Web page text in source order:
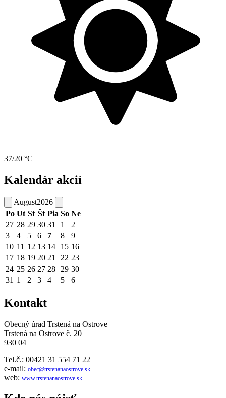
37/20 °C
Kalendár akcií
August2026
Po Ut St Št Pia So Ne
27 28 29 30 31 1
2
3
4 5 6 7 8
9
10 11 12 13 14 15 16
17 18 19 20 21 22 23
24 25 26 27 28 29 30
31 1 2 3 4 5 6
Kontakt
Obecný úrad Trstená na Ostrove
Trstená na Ostrove č. 20
930 04
Tel.č.: 00421 31 554 71 22
e-mail: obec@trstenanaostrove.sk
web: www.trstenanaostrove.sk